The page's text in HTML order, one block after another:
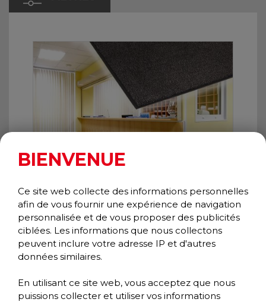
DUST STAR
Essuie-pieds
Collection Performance
BIENVENUE
Ce site web collecte des informations personnelles
afin de vous fournir une expérience de navigation
personnalisée et de vous proposer des publicités
ciblées. Les informations que nous collectons
peuvent inclure votre adresse IP et d'autres
données similaires.
En utilisant ce site web, vous acceptez que nous
puissions collecter et utiliser vos informations